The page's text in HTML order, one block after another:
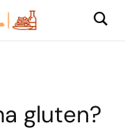
gluten?